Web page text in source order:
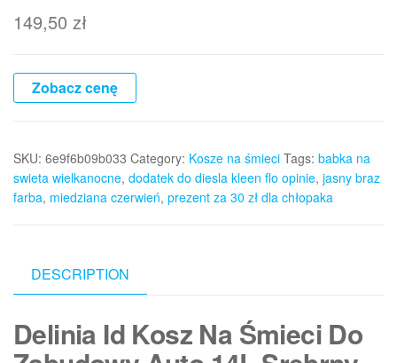
149,50 zł
Zobacz cenę
SKU: 6e9f6b09b033 Category: Kosze na śmieci Tags: babka na
swieta wielkanocne, dodatek do diesla kleen flo opinie, jasny braz
farba, miedziana czerwień, prezent za 30 zł dla chłopaka
DESCRIPTION
Delinia Id Kosz Na Śmieci Do